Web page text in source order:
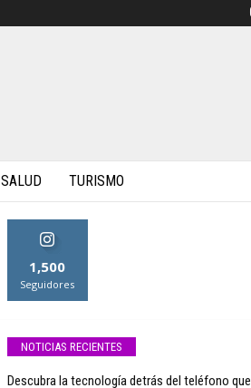
SALUD TURISMO
1,500
Seguidores
NOTICIAS RECIENTES
Descubra la tecnología detrás del teléfono que